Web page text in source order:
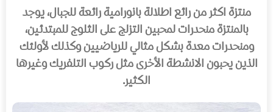
منتزة اكثر من رائع اطلالة بانورامية رائعة للجبال، يوجد
بالمنتزة منحدرات لمحبين التزلج على الثلوج للمبتدئين،
ومنحدرات معدة بشكل مثالي للرياضيين وكذلك لأولئك
الذين يحبون الانشطة الأخرى مثل ركوب التلفريك وغيرها
الكثير.